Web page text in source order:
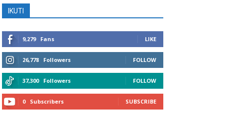
IKUTI
9,279 Fans LIKE
26,778 Followers FOLLOW
37,300 Followers FOLLOW
0 Subscribers SUBSCRIBE